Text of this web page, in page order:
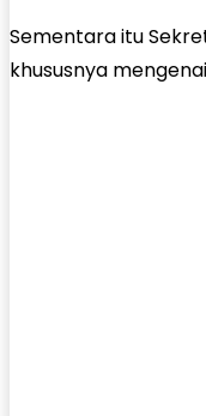
Sementara itu
khususnya